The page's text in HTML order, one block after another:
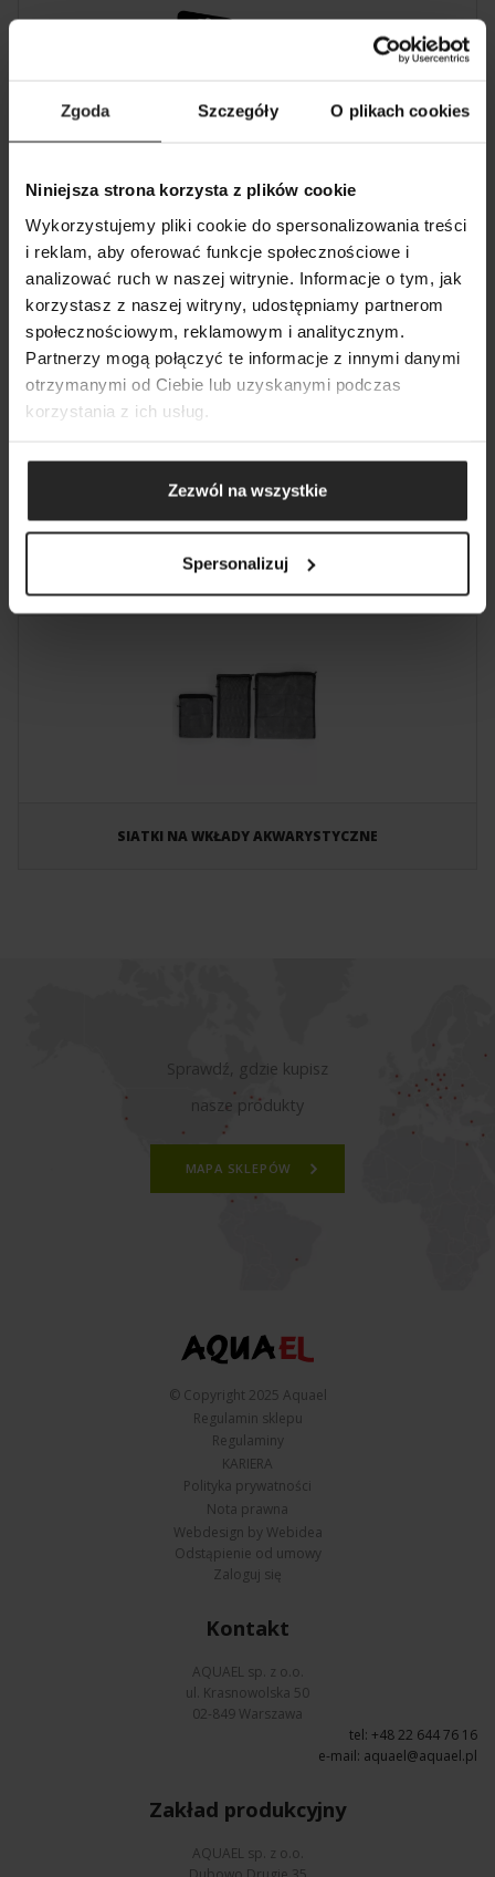
Zgoda Szczegóły O plikach cookies
Niniejsza strona korzysta z plików cookie
Wykorzystujemy pliki cookie do spersonalizowania treści
i reklam, aby oferować funkcje społecznościowe i
analizować ruch w naszej witrynie. Informacje o tym, jak
korzystasz z naszej witryny, udostępniamy partnerom
społecznościowym, reklamowym i analitycznym.
Partnerzy mogą połączyć te informacje z innymi danymi
otrzymanymi od Ciebie lub uzyskanymi podczas
korzystania z ich usług.
Zezwól na wszystkie
Spersonalizuj
Mały i wydajny
ŻWIRY KWARCOWE WIELOBARWNE
SIATKI NA WKŁADY AKWARYSTYCZNE
POKAŻ LISTĘ
DODAJ NASTĘPNY
POKAŻ PORÓWNANIE
DODAJ NASTĘPNY
DODAJ NASTĘPNY
Sprawdź, gdzie kupisz
nasze produkty
MAPA SKLEPÓW
© Copyright 2025 Aquael
Regulamin sklepu
Regulaminy
KARIERA
Polityka prywatności
Nota prawna
Webdesign by Webidea
Odstąpienie od umowy
Zaloguj się
Kontakt
AQUAEL sp. z o.o.
ul. Krasnowolska 50
02-849 Warszawa
tel: +48 22 644 76 16
e-mail: aquael@aquael.pl
Zakład produkcyjny
AQUAEL sp. z o.o.
SZUKAJ